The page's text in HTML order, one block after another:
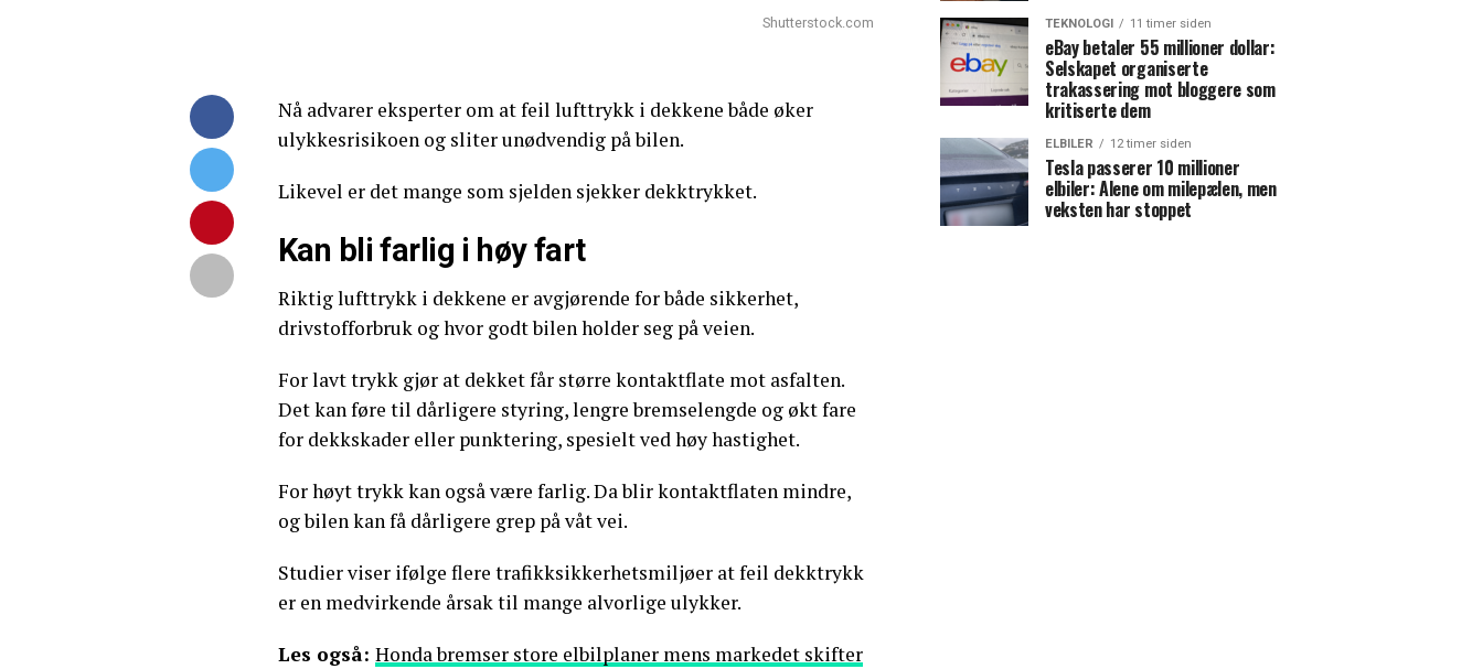
Shutterstock.com
Nå advarer eksperter om at feil lufttrykk i dekkene både øker
ulykkesrisikoen og sliter unødvendig på bilen.
Likevel er det mange som sjelden sjekker dekktrykket.
Kan bli farlig i høy fart
Riktig lufttrykk i dekkene er avgjørende for både sikkerhet,
drivstofforbruk og hvor godt bilen holder seg på veien.
For lavt trykk gjør at dekket får større kontaktflate mot asfalten.
Det kan føre til dårligere styring, lengre bremselengde og økt fare
for dekkskader eller punktering, spesielt ved høy hastighet.
For høyt trykk kan også være farlig. Da blir kontaktflaten mindre,
og bilen kan få dårligere grep på våt vei.
Studier viser ifølge flere trafikksikkerhetsmiljøer at feil dekktrykk
er en medvirkende årsak til mange alvorlige ulykker.
Les også: Honda bremser store elbilplaner mens markedet skifter
TEKNOLOGI 11 timer siden
eBay betaler 55 millioner dollar:
Selskapet organiserte
trakassering mot bloggere som
kritiserte dem
ELBILER 12 timer siden
Tesla passerer 10 millioner
elbiler: Alene om milepælen, men
veksten har stoppet